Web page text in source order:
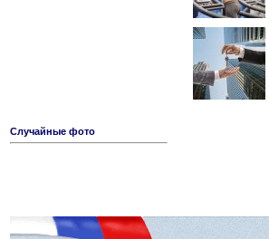
Случайные фото